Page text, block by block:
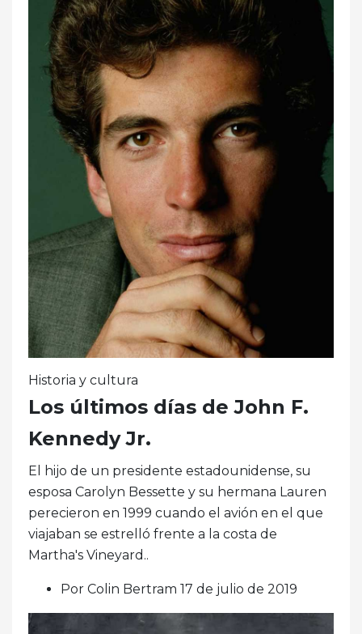
Historia y cultura
Los últimos días de John F.
Kennedy Jr.
El hijo de un presidente estadounidense, su
esposa Carolyn Bessette y su hermana Lauren
perecieron en 1999 cuando el avión en el que
viajaban se estrelló frente a la costa de
Martha's Vineyard..
Por Colin Bertram 17 de julio de 2019